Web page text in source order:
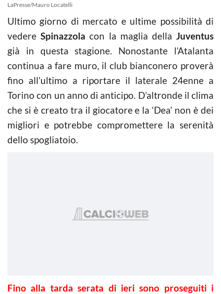
LaPresse/Mauro Locatelli
Ultimo giorno di mercato e ultime possibilità di
vedere Spinazzola con la maglia dellaJuventus
già in questa stagione. Nonostante l’Atalanta
continua a fare muro, il club bianconero proverà
fino all’ultimo a riportare il laterale 24enne a
Torino con un anno di anticipo. D’altronde il clima
che si è creato tra il giocatore e la ‘Dea’ non è dei
migliori e potrebbe compromettere la serenità
dello spogliatoio.
Fino alla tarda serata di ieri sono proseguiti i